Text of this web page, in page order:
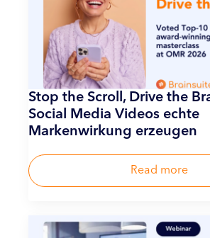
Stop the Scroll, Drive the
Social Media Videos echte
Markenwirkung erzeugen
Read more